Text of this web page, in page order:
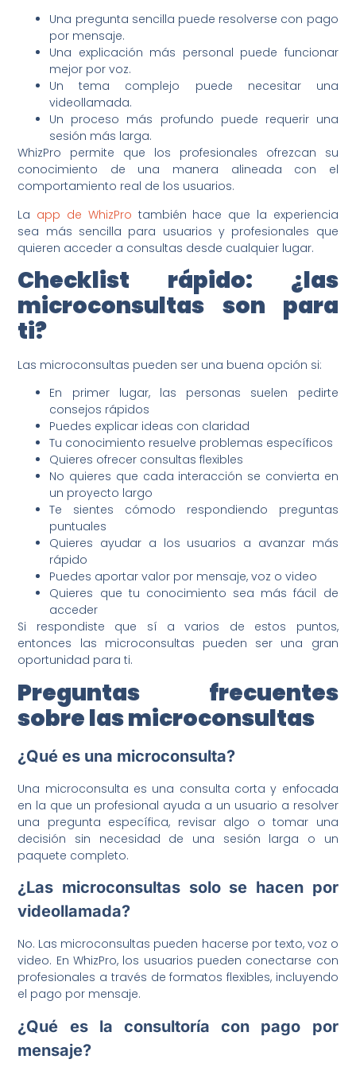
Una pregunta sencilla puede resolverse con pago
por mensaje.
Una explicación más personal puede funcionar
mejor por voz.
Un tema complejo puede necesitar una
videollamada.
Un proceso más profundo puede requerir una
sesión más larga.
WhizPro permite que los profesionales ofrezcan su
conocimiento de una manera alineada con el
comportamiento real de los usuarios.
La app de WhizPro también hace que la experiencia
sea más sencilla para usuarios y profesionales que
quieren acceder a consultas desde cualquier lugar.
Checklist rápido: ¿las
microconsultas son para
ti?
Las microconsultas pueden ser una buena opción si:
En primer lugar, las personas suelen pedirte
consejos rápidos
Puedes explicar ideas con claridad
Tu conocimiento resuelve problemas específicos
Quieres ofrecer consultas flexibles
No quieres que cada interacción se convierta en
un proyecto largo
Te sientes cómodo respondiendo preguntas
puntuales
Quieres ayudar a los usuarios a avanzar más
rápido
Puedes aportar valor por mensaje, voz o video
Quieres que tu conocimiento sea más fácil de
acceder
Si respondiste que sí a varios de estos puntos,
entonces las microconsultas pueden ser una gran
oportunidad para ti.
Preguntas frecuentes
sobre las microconsultas
¿Qué es una microconsulta?
Una microconsulta es una consulta corta y enfocada
en la que un profesional ayuda a un usuario a resolver
una pregunta específica, revisar algo o tomar una
decisión sin necesidad de una sesión larga o un
paquete completo.
¿Las microconsultas solo se hacen por
videollamada?
No. Las microconsultas pueden hacerse por texto, voz o
video. En WhizPro, los usuarios pueden conectarse con
profesionales a través de formatos flexibles, incluyendo
el pago por mensaje.
¿Qué es la consultoría con pago por
mensaje?